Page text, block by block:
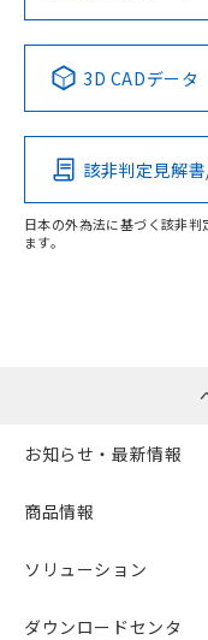
検出領域
No No
その他の認証
3D CADデータ
該非判定見解
日本の外為法に基づく該非判
ます。
お知らせ・最新情報
商品情報
ソリューション
ダウンロードセンタ